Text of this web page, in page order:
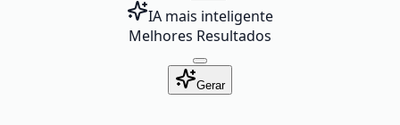
IA mais inteligente
Melhores Resultados
Gerar